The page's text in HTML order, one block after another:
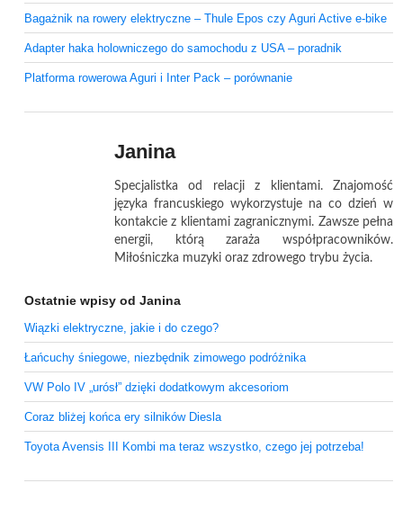
Bagażnik na rowery elektryczne – Thule Epos czy Aguri Active e-bike
Adapter haka holowniczego do samochodu z USA – poradnik
Platforma rowerowa Aguri i Inter Pack – porównanie
Janina
Specjalistka od relacji z klientami. Znajomość
języka francuskiego wykorzystuje na co dzień w
kontakcie z klientami zagranicznymi. Zawsze pełna
energii, którą zaraża współpracowników.
Miłośniczka muzyki oraz zdrowego trybu życia.
Ostatnie wpisy od Janina
Wiązki elektryczne, jakie i do czego?
Łańcuchy śniegowe, niezbędnik zimowego podróżnika
VW Polo IV „urósł” dzięki dodatkowym akcesoriom
Coraz bliżej końca ery silników Diesla
Toyota Avensis III Kombi ma teraz wszystko, czego jej potrzeba!